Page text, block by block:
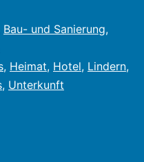
Bau- und Sanierung,
, Heimat, Hotel, Lindern,
, Unterkunft